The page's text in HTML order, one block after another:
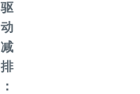
驱
动
减
排
：